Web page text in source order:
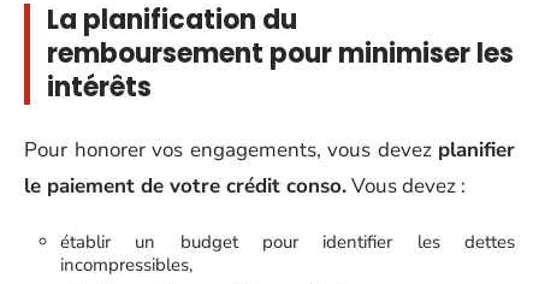
La planification du
remboursement pour minimiser les
intérêts
Pour honorer vos engagements, vous devez planifier
le paiement de votre crédit conso.Vous devez :
établir un budget pour identifier les dettes
incompressibles,